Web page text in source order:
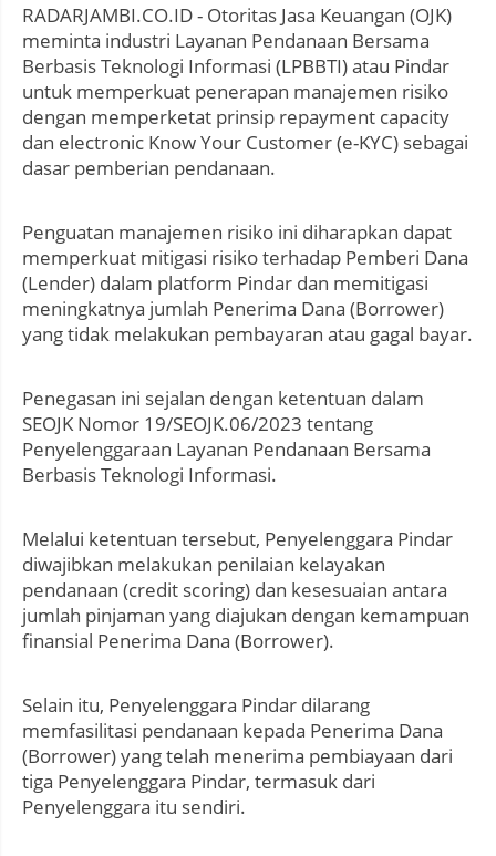
RADARJAMBI.CO.ID - Otoritas Jasa Keuangan (OJK)
meminta industri Layanan Pendanaan Bersama
Berbasis Teknologi Informasi (LPBBTI) atau Pindar
untuk memperkuat penerapan manajemen risiko
dengan memperketat prinsip repayment capacity
dan electronic Know Your Customer (e-KYC) sebagai
dasar pemberian pendanaan.
Penguatan manajemen risiko ini diharapkan dapat
memperkuat mitigasi risiko terhadap Pemberi Dana
(Lender) dalam platform Pindar dan memitigasi
meningkatnya jumlah Penerima Dana (Borrower)
yang tidak melakukan pembayaran atau gagal bayar.
Penegasan ini sejalan dengan ketentuan dalam
SEOJK Nomor 19/SEOJK.06/2023 tentang
Penyelenggaraan Layanan Pendanaan Bersama
Berbasis Teknologi Informasi.
Melalui ketentuan tersebut, Penyelenggara Pindar
diwajibkan melakukan penilaian kelayakan
pendanaan (credit scoring) dan kesesuaian antara
jumlah pinjaman yang diajukan dengan kemampuan
finansial Penerima Dana (Borrower).
Selain itu, Penyelenggara Pindar dilarang
memfasilitasi pendanaan kepada Penerima Dana
(Borrower) yang telah menerima pembiayaan dari
tiga Penyelenggara Pindar, termasuk dari
Penyelenggara itu sendiri.